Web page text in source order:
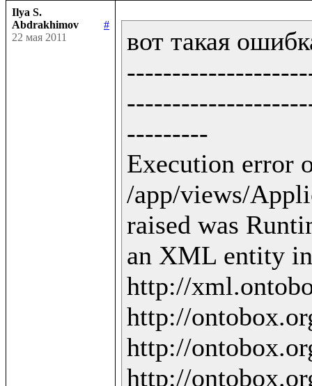
Ilya S.
Abdrakhimov
#
22 мая 2011
вот такая
---------
Execution error
/app/views/
raised was
an XML entity
http://
http://
http://
http://